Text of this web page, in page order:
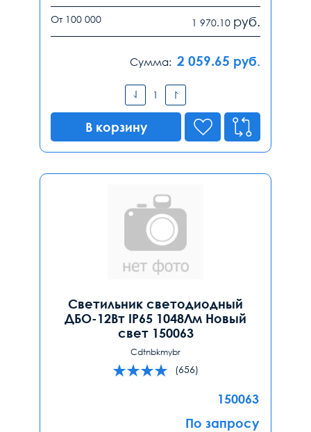
От 100 000 1 970.10 руб.
Сумма: 2 059.65 руб.
В корзину
Светильник светодиодный
ДБО-12Вт IP65 1048Лм Новый
свет 150063
Cdtnbkmybr
(656)
150063
По запросу